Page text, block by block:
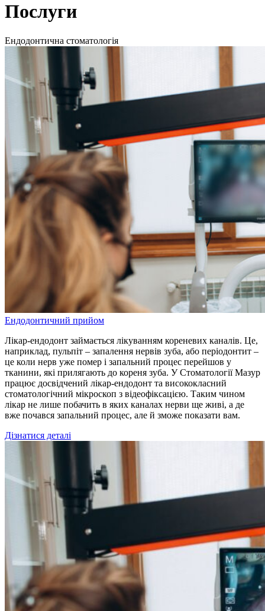
Послуги
Ендодонтична стоматологія
Ендодонтичний прийом
Лікар-ендодонт займається лікуванням кореневих каналів. Це,
наприклад, пульпіт – запалення нервів зуба, або періодонтит –
це коли нерв уже помер і запальний процес перейшов у
тканини, які прилягають до кореня зуба. У Стоматології Мазур
працює досвідчений лікар-ендодонт та висококласний
стоматологічний мікроскоп з відеофіксацією. Таким чином
лікар не лише побачить в яких каналах нерви ще живі, а де
вже почався запальний процес, але й зможе показати вам.
Дізнатися деталі